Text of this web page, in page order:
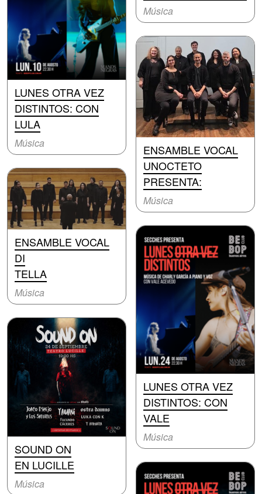
LUNES OTRA VEZ
DISTINTOS: CON
LULA
Música
ENSAMBLE VOCAL
DI
TELLA
Música
SOUND ON
EN LUCILLE
Música
Música
ENSAMBLE VOCAL
UNOCTETO
PRESENTA:
Música
LUNES OTRA VEZ
DISTINTOS: CON
VALE
Música